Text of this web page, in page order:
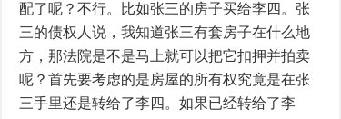
配了呢？不行。比如张三的房子买给李四。张
三的债权人说，我知道张三有套房子在什么地
方，那法院是不是马上就可以把它扣押并拍卖
呢？首先要考虑的是房屋的所有权究竟是在张
三手里还是转给了李四。如果已经转给了李